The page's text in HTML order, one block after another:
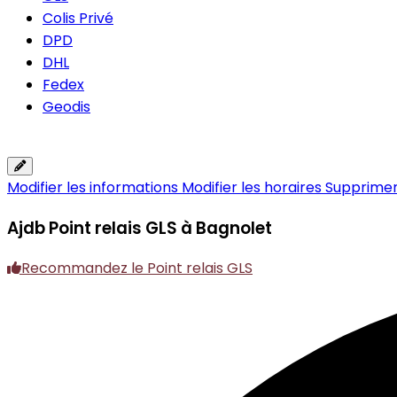
Colis Privé
DPD
DHL
Fedex
Geodis
Modifier les informations Modifier les horaires
AjdbPoint relais GLS à Bagnolet
Recommandez le Point relais GLS